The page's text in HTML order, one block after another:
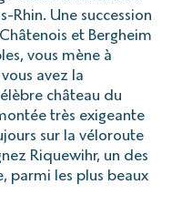
Rhin. Une succession
et Bergheim
vous mène à
avez la
château du
très exigeante
sur la véloroute
Riquewihr, un des
parmi les plus beaux